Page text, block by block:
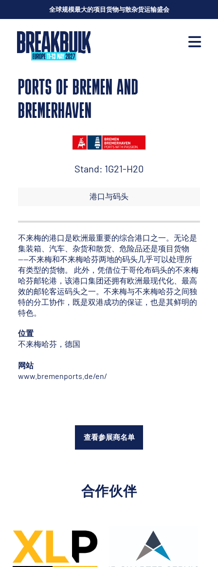
全球规模最大的项目货物与散杂货运输盛会
PORTS OF BREMEN AND
BREMERHAVEN
Stand: 1G21-H20
港口与码头
不来梅的港口是欧洲最重要的综合港口之一。无论是
集装箱、汽车、杂货和散货、危险品还是项目货物
——不来梅和不来梅哈芬两地的码头几乎可以处理所
有类型的货物。 此外，凭借位于哥伦布码头的不来梅
哈芬邮轮港，该港口集团还拥有欧洲最现代化、最高
效的邮轮客运码头之一。不来梅与不来梅哈芬之间独
特的分工协作，既是双港成功的保证，也是其鲜明的
特色。
位置
不来梅哈芬，德国
网站
www.bremenports.de/en/
查看参展商名单
合作伙伴